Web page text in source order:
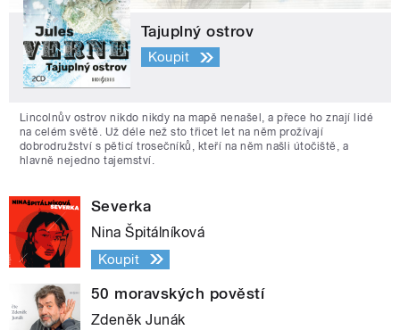
Tajuplný ostrov
Koupit
Lincolnův ostrov nikdo nikdy na mapě nenašel, a přece ho znají lidé
na celém světě. Už déle než sto třicet let na něm prožívají
dobrodružství s pěticí trosečníků, kteří na něm našli útočiště, a
hlavně nejedno tajemství.
Severka
Nina Špitálníková
Koupit
50 moravských pověstí
Zdeněk Junák